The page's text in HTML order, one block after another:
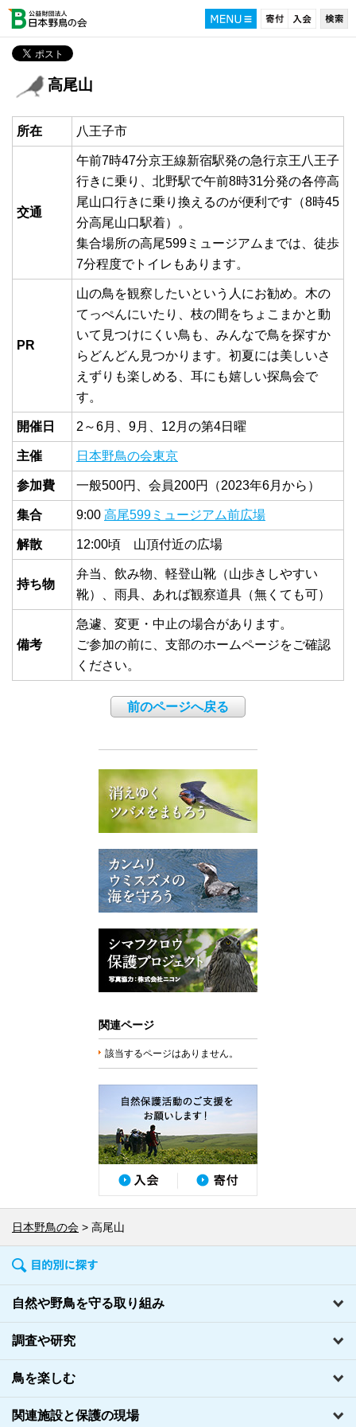
高尾山
所在 八王子市
交通
午前7時47分京王線新宿駅発の急行京王八王子
行きに乗り、北野駅で午前8時31分発の各停高
尾山口行きに乗り換えるのが便利です（8時45
分高尾山口駅着）。
集合場所の高尾599ミュージアムまでは、徒歩
7分程度でトイレもあります。
PR
山の鳥を観察したいという人にお勧め。木の
てっぺんにいたり、枝の間をちょこまかと動
いて見つけにくい鳥も、みんなで鳥を探すか
らどんどん見つかります。初夏には美しいさ
えずりも楽しめる、耳にも嬉しい探鳥会で
す。
開催日 2～6月、9月、12月の第4日曜
主催 日本野鳥の会東京
参加費 一般500円、会員200円（2023年6月から）
集合 9:00 高尾599ミュージアム前広場
解散 12:00頃 山頂付近の広場
持ち物
弁当、飲み物、軽登山靴（山歩きしやすい
靴）、雨具、あれば観察道具（無くても可）
備考
急遽、変更・中止の場合があります。
ご参加の前に、支部のホームページをご確認
ください。
前のページへ戻る
関連ページ
該当するページはありません。
日本野鳥の会 高尾山
自然や野鳥を守る取り組み
調査や研究
鳥を楽しむ
関連施設と保護の現場